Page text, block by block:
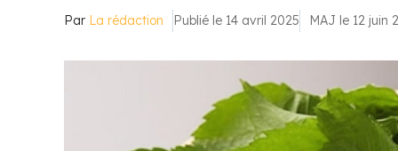
Par La rédaction Publié le 14 avril 2025 MAJ le 12 juin